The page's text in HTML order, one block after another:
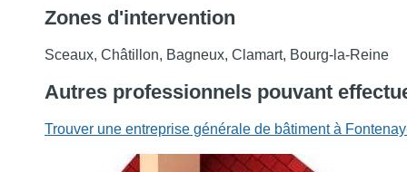
Zones d'intervention
Sceaux, Châtillon, Bagneux, Clamart, Bourg-la-Reine
Autres professionnels pouvant
Trouver une entreprise générale de bâtiment à